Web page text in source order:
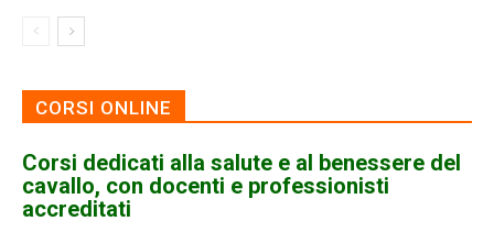
CORSI ONLINE
Corsi dedicati alla salute e al benessere del
cavallo, con docenti e professionisti
accreditati